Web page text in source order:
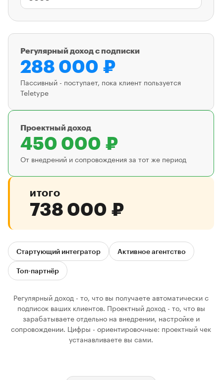
Регулярный доход с подписки
288 000 ₽
Пассивный - поступает, пока клиент пользуется
Teletype
Проектный доход
450 000 ₽
От внедрений и сопровождения за тот же период
ИТОГО
738 000 ₽
Стартующий интегратор Активное агентство
Топ-партнёр
Регулярный доход - то, что вы получаете автоматически с
подписок ваших клиентов. Проектный доход - то, что вы
зарабатываете отдельно на внедрении, настройке и
сопровождении. Цифры - ориентировочные: проектный чек
устанавливаете вы сами.